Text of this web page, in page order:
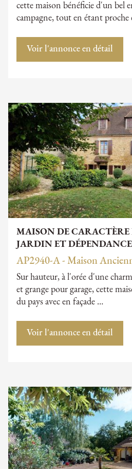
cette maison bénéficie d'un bel
campagne, tout en étant
Voir l'annonce en détail
MAISON DE CARACTÈRE
JARDIN ET DÉPENDANCE
AP2940-A - Maison
Sur hauteur, à l'orée d'une
et grange pour garage, cette
du pays avec en façade …
Voir l'annonce en détail